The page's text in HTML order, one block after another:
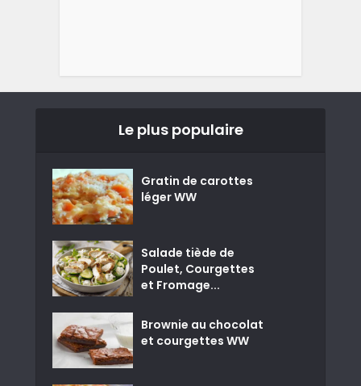
Le plus populaire
Gratin de carottes
léger WW
Salade tiède de
Poulet, Courgettes
et Fromage...
Brownie au chocolat
et courgettes WW